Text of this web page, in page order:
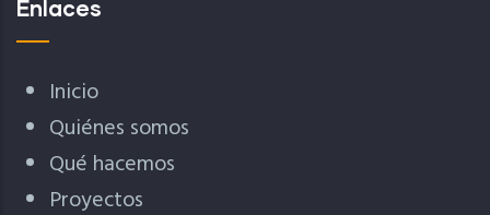
Enlaces
Inicio
Quiénes somos
Qué hacemos
Proyectos